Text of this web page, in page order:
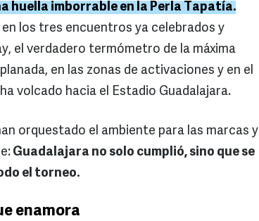
huella imborrable en la Perla Tapatía.
los tres encuentros ya celebrados y
el verdadero termómetro de la máxima
en las zonas de activaciones y en el
volcado hacia el Estadio Guadalajara.
orquestado el ambiente para las marcas y
Guadalajara no solo cumplió, sino que se
el torneo.
enamora